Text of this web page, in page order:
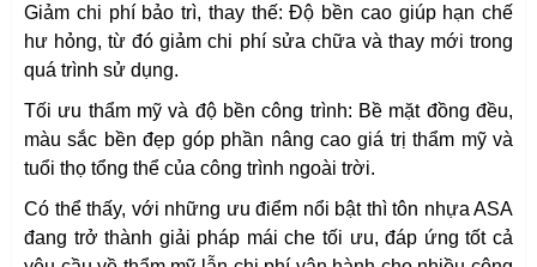
Giảm chi phí bảo trì, thay thế: Độ bền cao giúp hạn chế
hư hỏng, từ đó giảm chi phí sửa chữa và thay mới trong
quá trình sử dụng.
Tối ưu thẩm mỹ và độ bền công trình: Bề mặt đồng đều,
màu sắc bền đẹp góp phần nâng cao giá trị thẩm mỹ và
tuổi thọ tổng thể của công trình ngoài trời.
Có thể thấy, với những ưu điểm nổi bật thì tôn nhựa ASA
đang trở thành giải pháp mái che tối ưu, đáp ứng tốt cả